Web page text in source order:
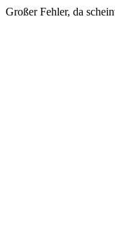
Großer Fehler, da